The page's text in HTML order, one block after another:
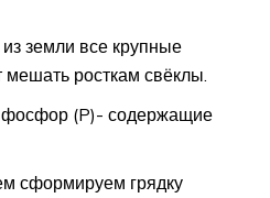
земли все крупные
мешать росткам свёклы.
фосфор (P)- содержащие
сформируем грядку